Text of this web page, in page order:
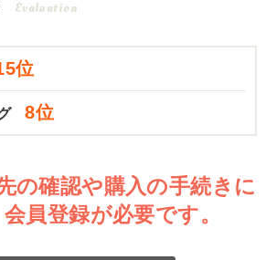
Evaluation
位
8位
の確認や購入の手続きに
員登録が必要です。